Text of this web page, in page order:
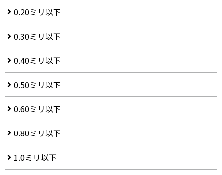
0.20ミリ以下
0.30ミリ以下
0.40ミリ以下
0.50ミリ以下
0.60ミリ以下
0.80ミリ以下
1.0ミリ以下